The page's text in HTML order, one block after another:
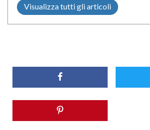
Visualizza tutti gli articoli